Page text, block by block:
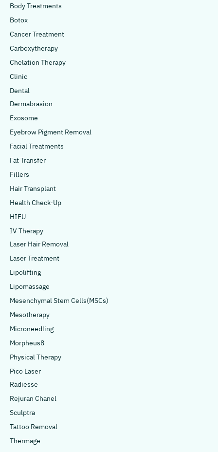
Body Treatments
Botox
Cancer Treatment
Carboxytherapy
Chelation Therapy
Clinic
Dental
Dermabrasion
Exosome
Eyebrow Pigment Removal
Facial Treatments
Fat Transfer
Fillers
Hair Transplant
Health Check-Up
HIFU
IV Therapy
Laser Hair Removal
Laser Treatment
Lipolifting
Lipomassage
Mesenchymal Stem Cells(MSCs)
Mesotherapy
Microneedling
Morpheus8
Physical Therapy
Pico Laser
Radiesse
Rejuran Chanel
Sculptra
Tattoo Removal
Thermage